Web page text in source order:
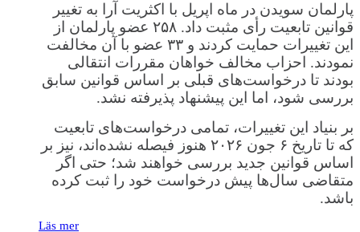
پارلمان سویدن در ماه اپریل با اکثریت آرا به تغییر
قوانین تابعیت رأی مثبت داد. ۲۵۸ عضو پارلمان از
این تغییرات حمایت کردند و ۳۳ عضو با آن مخالفت
نمودند. احزاب مخالف خواهان مقررات انتقالی
بودند تا درخواست‌های قبلی بر اساس قوانین سابق
بررسی شود، اما این پیشنهاد پذیرفته نشد.
بر بنیاد این تغییرات، تمامی درخواست‌های تابعیت
که تا تاریخ ۶ جون ۲۰۲۶ هنوز فیصله نشده‌اند، نیز بر
اساس قوانین جدید بررسی خواهند شد؛ حتی اگر
متقاضی سال‌ها پیش درخواست خود را ثبت کرده
باشد.
Läs mer